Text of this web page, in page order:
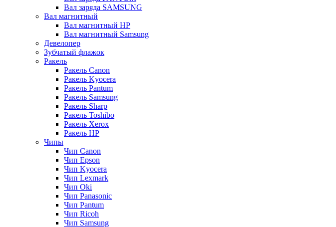
Вал заряда SAMSUNG
Вал магнитный
Вал магнитный HP
Вал магнитный Samsung
Девелопер
Зубчатый флажок
Ракель
Ракель Canon
Ракель Kyocera
Ракель Pantum
Ракель Samsung
Ракель Sharp
Ракель Toshibo
Ракель Xerox
Ракель НР
Чипы
Чип Canon
Чип Epson
Чип Kyocera
Чип Lexmark
Чип Oki
Чип Panasonic
Чип Pantum
Чип Ricoh
Чип Samsung